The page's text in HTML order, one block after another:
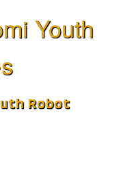
Robot